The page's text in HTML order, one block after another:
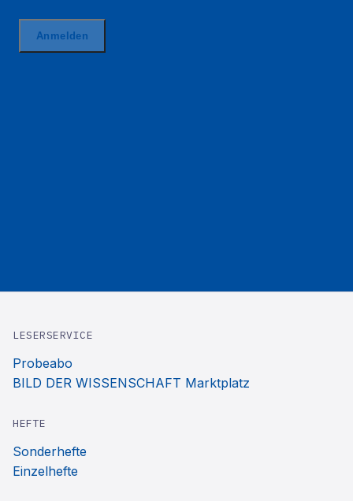
LESERSERVICE
Probeabo
BILD DER WISSENSCHAFT Marktplatz
HEFTE
Sonderhefte
Einzelhefte